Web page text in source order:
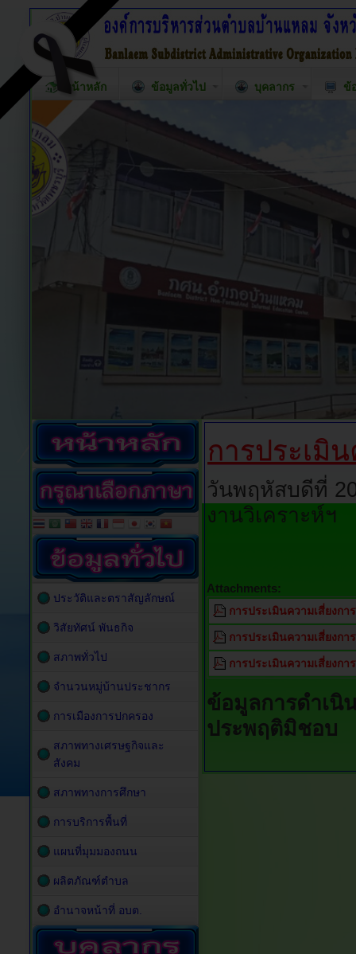
หน้าหลัก ข้อมูลทั่วไป บุคลากร ข้
การประเมิ
วันพฤหัสบดีที่
งานวิเคราะห์ฯ
Attachments:
การประเมินความเสี่ยงก
การประเมินความเสี่ยงก
การประเมินความเสี่ยงก
ข้อมูลการดำเนิ
ประพฤติมิชอบ
ประวัติและตราสัญลักษณ์
วิสัยทัศน์ พันธกิจ
สภาพทั่วไป
จำนวนหมู่บ้านประชากร
การเมืองการปกครอง
สภาพทางเศรษฐกิจและ
สังคม
สภาพทางการศึกษา
การบริการพื้นที่
แผนที่มุมมองถนน
ผลิตภัณฑ์ตำบล
อำนาจหน้าที่ อบต.